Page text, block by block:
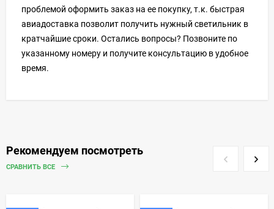
проблемой оформить заказ на ее покупку, т.к. быстрая
авиадоставка позволит получить нужный светильник в
кратчайшие сроки. Остались вопросы? Позвоните по
указанному номеру и получите консультацию в удобное
время.
Рекомендуем посмотреть
СРАВНИТЬ ВСЕ